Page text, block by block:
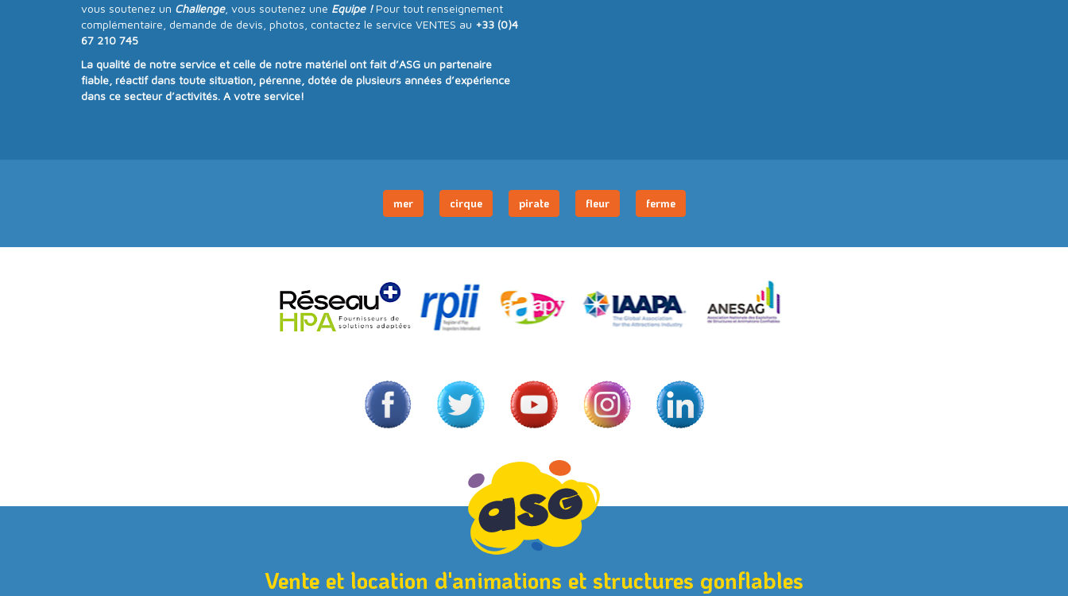
vous soutenez un Challenge, vous soutenez une Equipe !Pour tout renseignement
complémentaire, demande de devis, photos, contactez le service VENTES au +33 (0)4
67 210 745
La qualité de notre service et celle de notre matériel ont fait d’ASG un partenaire
fiable, réactif dans toute situation, pérenne, dotée de plusieurs années d’expérience
dans ce secteur d’activités. A votre service!
mer cirque pirate fleur ferme
Vente et location d'animations et structures gonflables